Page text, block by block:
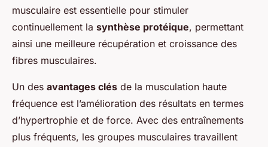
musculaire est essentielle pour stimuler
continuellement la synthèse protéique, permettant
ainsi une meilleure récupération et croissance des
fibres musculaires.
Un des avantages clés de la musculation haute
fréquence est l’amélioration des résultats en termes
d’hypertrophie et de force. Avec des entraînements
plus fréquents, les groupes musculaires travaillent